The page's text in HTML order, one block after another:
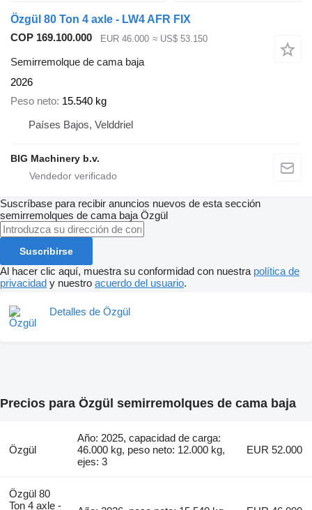
Özgül 80 Ton 4 axle - LW4 AFR FIX
COP 169.100.000
EUR 46.000 ≈ US$ 53.150
Semirremolque de cama baja
2026
Peso neto 15.540 kg
Países Bajos, Velddriel
BIG Machinery b.v.
Suscríbase para recibir anuncios nuevos de esta sección
semirremolques de cama baja Özgül
Suscribirse
Al hacer clic aquí, muestra su conformidad con nuestra política de
privacidad y nuestro acuerdo del usuario.
Detalles de Özgül
Precios para Özgül semirremolques de cama baja
Özgül
Año: 2025, capacidad de carga:
46.000 kg, peso neto: 12.000 kg,
ejes: 3
EUR 52.000
Özgül 80
Ton 4 axle -